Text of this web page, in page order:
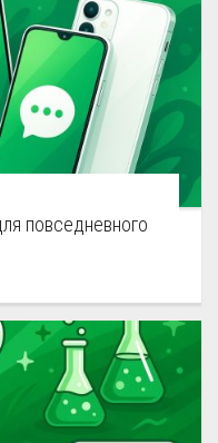
повседневного